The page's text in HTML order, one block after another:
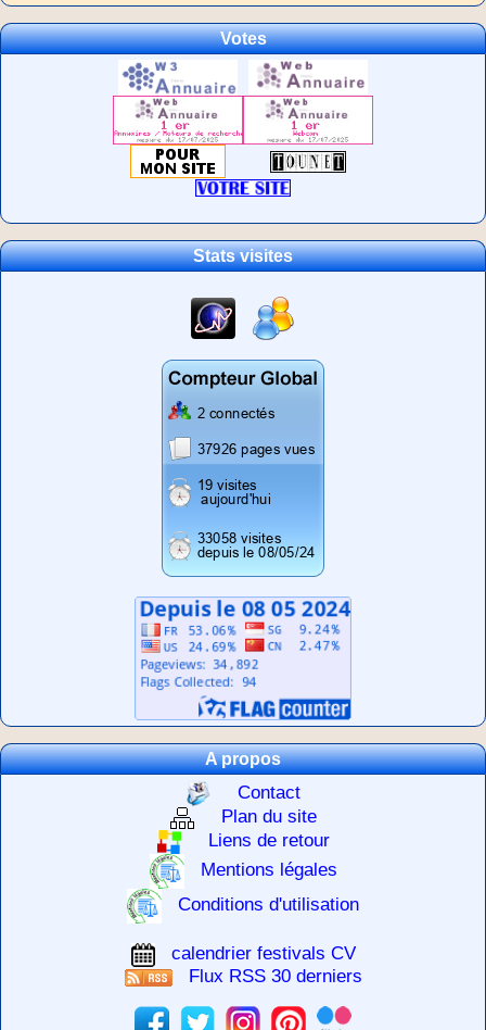
Votes
Stats visites
A propos
Contact
Plan du site
Liens de retour
Mentions légales
Conditions d'utilisation
calendrier festivals CV
Flux RSS 30 derniers